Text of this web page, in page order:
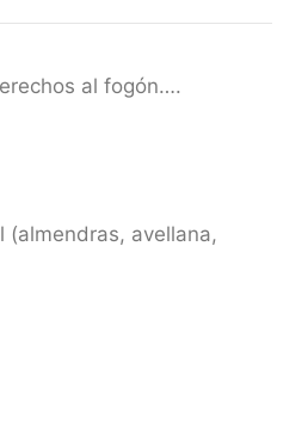
al fogón….
(almendras, avellana,